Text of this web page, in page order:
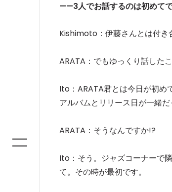
——3人でお話するのは初めて
Kishimoto：伊藤さんとは付き
ARATA：でもゆっくり話した
Ito：ARATA君とは今日が初め
アルバムとリリース日が一緒だ
ARATA：そうなんですか!?
Ito：そう。ジャズコーナーで
て。その時が最初です。